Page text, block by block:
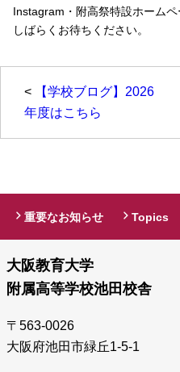
Instagram・附高祭特設ホームペ
しばらくお待ちください。
<
【学校ブログ】2026
年度はこちら
重要なお知らせ Topics
大阪教育大学
附属高等学校池田校舎
〒563-0026
大阪府池田市緑丘1-5-1